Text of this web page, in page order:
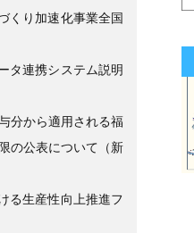
り加速化事業全国
連携システム説明
分から適用される福
の公表について（新
る生産性向上推進フ